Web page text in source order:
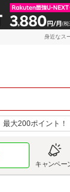
身近なス
最大200ポイント！
キャンペー